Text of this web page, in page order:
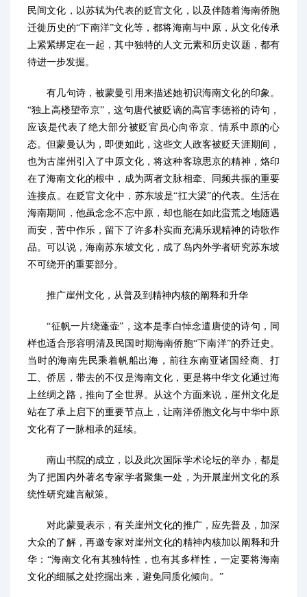
民间文化，以苏轼为代表的贬官文化，以及伴随着海南侨胞
迁徙历史的“下南洋”文化等，都将海南与中原，从文化传承
上紧紧绑定在一起，其中独特的人文元素和历史议题，都有
待进一步发掘。
有几句诗，被蒙曼引用来描述她初识海南文化的印象。
“独上高楼望帝京”，这句唐代被贬谪的高官李德裕的诗句，
应该是代表了绝大部分被贬官员心向帝京、情系中原的心
态。但蒙曼认为，即便如此，这些文人政客被贬天涯期间，
也为古崖州引入了中原文化，将这种客琼思京的精神，烙印
在了海南文化的根中，成为两者文脉相牵、同频共振的重要
连接点。在贬官文化中，苏东坡是“扛大梁”的代表。生活在
海南期间，他虽念念不忘中原，却也能在如此蛮荒之地随遇
而安，苦中作乐，留下了许多朴实而充满乐观精神的诗歌作
品。可以说，海南苏东坡文化，成了岛内外学者研究苏东坡
不可绕开的重要部分。
推广崖州文化，从普及到精神内核的阐释和升华
“征帆一片绕蓬壶”，这本是李白悼念遣唐使的诗句，同
样也适合形容明清及民国时期海南侨胞“下南洋”的乔迁史。
当时的海南先民乘着帆船出海，前往东南亚诸国经商、打
工、侨居，带去的不仅是海南文化，更是将中华文化通过海
上丝绸之路，推向了全世界。从这个方面来说，崖州文化是
站在了承上启下的重要节点上，让南洋侨胞文化与中华中原
文化有了一脉相承的延续。
南山书院的成立，以及此次国际学术论坛的举办，都是
为了把国内外著名专家学者聚集一处，为开展崖州文化的系
统性研究建言献策。
对此蒙曼表示，有关崖州文化的推广，应先普及，加深
大众的了解，再邀专家对崖州文化的精神内核加以阐释和升
华：“海南文化有其独特性，也有其多样性，一定要将海南
文化的细腻之处挖掘出来，避免同质化倾向。”